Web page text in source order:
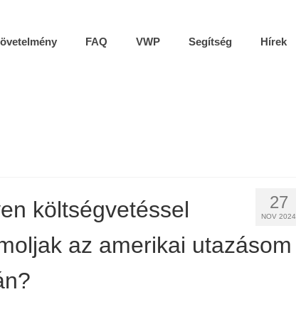
FAQ VWP Segítség Hírek
27
NOV 2024
költségvetéssel
az amerikai utazásom